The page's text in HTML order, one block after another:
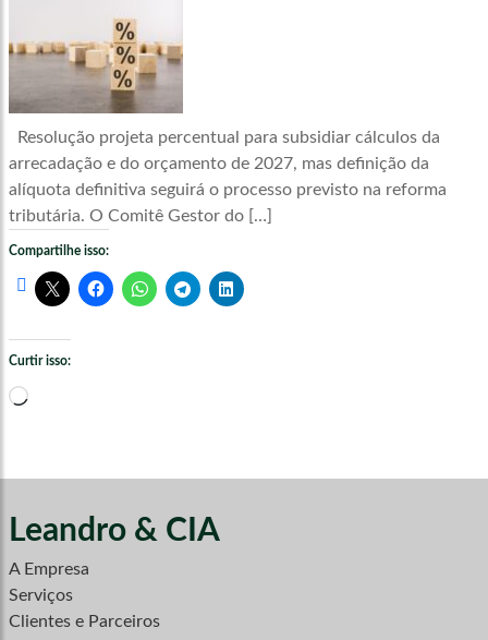
Resolução projeta percentual para subsidiar cálculos da
arrecadação e do orçamento de 2027, mas definição da
alíquota definitiva seguirá o processo previsto na reforma
tributária. O Comitê Gestor do […]
Compartilhe isso:
Curtir isso:
Carregando...
Leandro & CIA
A Empresa
Serviços
Clientes e Parceiros